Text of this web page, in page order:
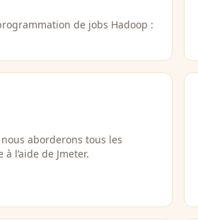
de jobs Hadoop :
aborderons tous les
l’aide de Jmeter.